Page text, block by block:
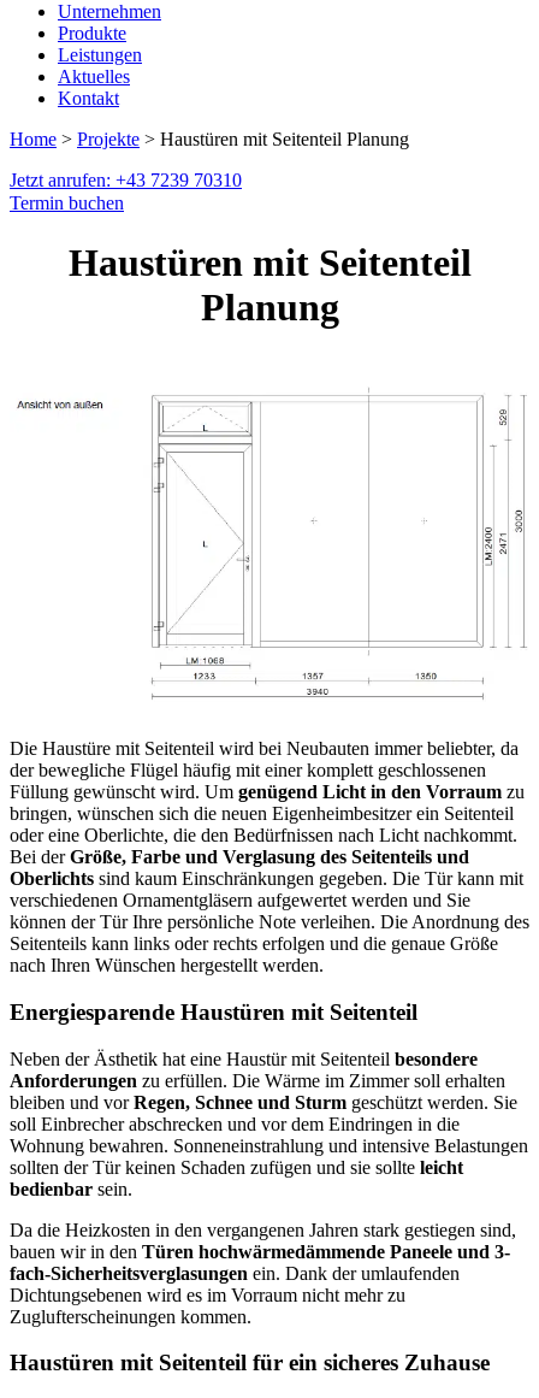
Unternehmen
Produkte
Leistungen
Aktuelles
Kontakt
Home > Projekte > Haustüren mit Seitenteil Planung
Jetzt anrufen: +43 7239 70310
Termin buchen
Haustüren mit Seitenteil
Planung
Die Haustüre mit Seitenteil wird bei Neubauten immer beliebter, da
der bewegliche Flügel häufig mit einer komplett geschlossenen
Füllung gewünscht wird. Um genügend Licht in den Vorraum zu
bringen, wünschen sich die neuen Eigenheimbesitzer ein Seitenteil
oder eine Oberlichte, die den Bedürfnissen nach Licht nachkommt.
Bei derGröße, Farbe und Verglasung des Seitenteils und
Oberlichts sind kaum Einschränkungen gegeben. Die Tür kann mit
verschiedenen Ornamentgläsern aufgewertet werden und Sie
können der Tür Ihre persönliche Note verleihen. Die Anordnung des
Seitenteils kann links oder rechts erfolgen und die genaue Größe
nach Ihren Wünschen hergestellt werden.
Energiesparende Haustüren mit Seitenteil
Neben der Ästhetik hat eine Haustür mit Seitenteil besondere
Anforderungen zu erfüllen. Die Wärme im Zimmer soll erhalten
bleiben und vorRegen, Schnee und Sturm geschützt werden. Sie
soll Einbrecher abschrecken und vor dem Eindringen in die
Wohnung bewahren. Sonneneinstrahlung und intensive Belastungen
sollten der Tür keinen Schaden zufügen und sie sollte leicht
bedienbar sein.
Da die Heizkosten in den vergangenen Jahren stark gestiegen sind,
bauen wir in den Türen hochwärmedämmende Paneele und 3-
fach-Sicherheitsverglasungen ein. Dank der umlaufenden
Dichtungsebenen wird es im Vorraum nicht mehr zu
Zuglufterscheinungen kommen.
Haustüren mit Seitenteil für ein sicheres Zuhause